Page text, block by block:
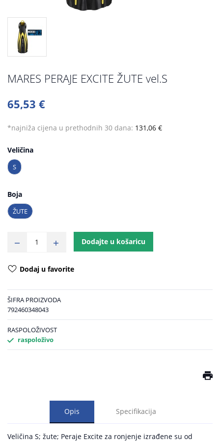
MARES PERAJE EXCITE ŽUTE vel.S
65,53 €
*najniža cijena u prethodnih 30 dana: 131,06 €
Veličina
S
Boja
ŽUTE
Dodajte u košaricu
Dodaj u favorite
ŠIFRA PROIZVODA
792460348043
RASPOLOŽIVOST
raspoloživo
Opis Specifikacija
Veličina S; žute; Peraje Excite za ronjenje izrađene su od